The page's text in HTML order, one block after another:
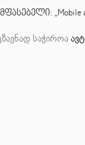
„Mobile
საჭიროა